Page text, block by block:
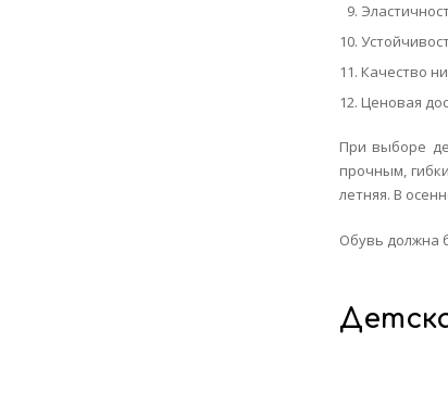
Качество
Ценовая
При выборе
прочным,
летняя. В
Обувь должна